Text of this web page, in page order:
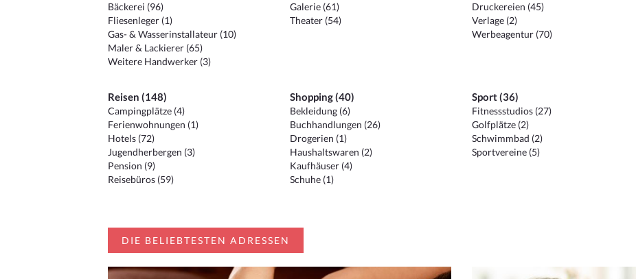
Bäckerei (96)
Fliesenleger (1)
Gas- & Wasserinstallateur (10)
Maler & Lackierer (65)
Weitere Handwerker (3)
Galerie (61)
Theater (54)
Druckereien (45)
Verlage (2)
Werbeagentur (70)
Reisen (148)
Campingplätze (4)
Ferienwohnungen (1)
Hotels (72)
Jugendherbergen (3)
Pension (9)
Reisebüros (59)
Shopping (40)
Bekleidung (6)
Buchhandlungen (26)
Drogerien (1)
Haushaltswaren (2)
Kaufhäuser (4)
Schuhe (1)
Sport (36)
Fitnessstudios (27)
Golfplätze (2)
Schwimmbad (2)
Sportvereine (5)
DIE BELIEBTESTEN ADRESSEN